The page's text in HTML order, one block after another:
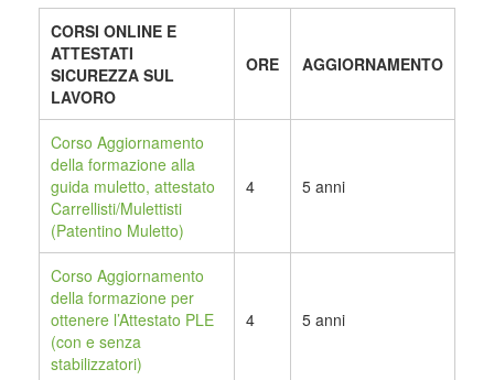
CORSI ONLINE E
ATTESTATI
SICUREZZA SUL
LAVORO
ORE AGGIORNAMENTO
Corso Aggiornamento
della formazione alla
guida muletto, attestato
Carrellisti/Mulettisti
(Patentino Muletto)
4 5 anni
Corso Aggiornamento
della formazione per
ottenere l’Attestato PLE
(con e senza
stabilizzatori)
4 5 anni